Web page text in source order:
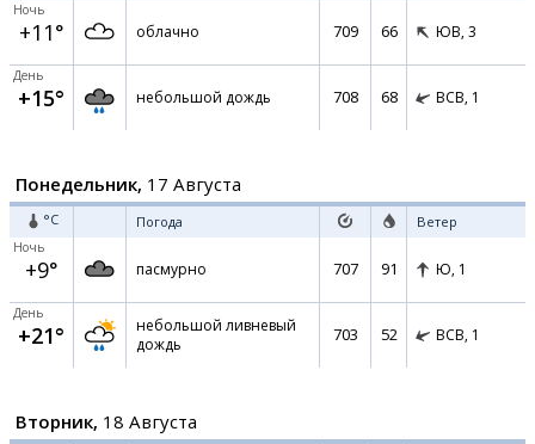
Ночь
+11° облачно 709 66 ЮВ, 3
День
+15° небольшой дождь 708 68 ВСВ, 1
Понедельник, 17 Августа
°C Погода Ветер
Ночь
+9° пасмурно 707 91 Ю, 1
День
+21°
небольшой ливневый
дождь
703 52 ВСВ, 1
Вторник, 18 Августа